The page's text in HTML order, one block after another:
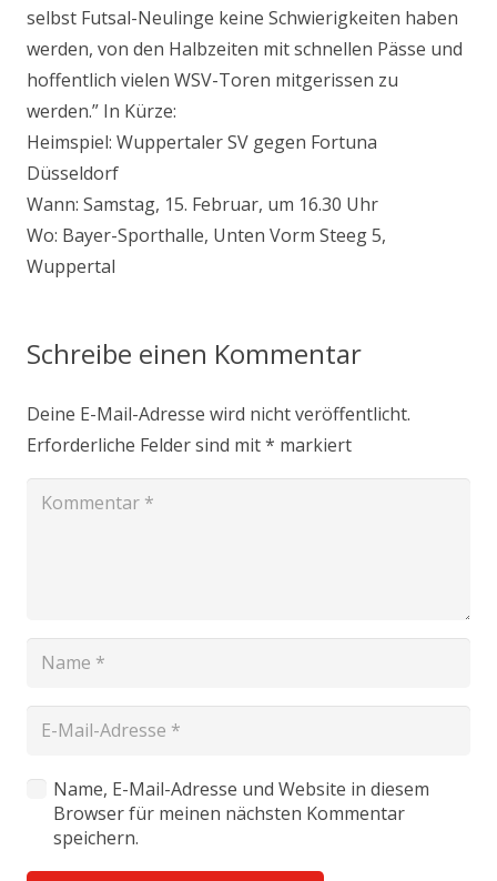
selbst Futsal-Neulinge keine Schwierigkeiten haben
werden, von den Halbzeiten mit schnellen Pässe und
hoffentlich vielen WSV-Toren mitgerissen zu
werden.” In Kürze:
Heimspiel: Wuppertaler SV gegen Fortuna
Düsseldorf
Wann: Samstag, 15. Februar, um 16.30 Uhr
Wo: Bayer-Sporthalle, Unten Vorm Steeg 5,
Wuppertal
Schreibe einen Kommentar
Deine E-Mail-Adresse wird nicht veröffentlicht.
Erforderliche Felder sind mit* markiert
Name, E-Mail-Adresse und Website in diesem
Browser für meinen nächsten Kommentar
speichern.